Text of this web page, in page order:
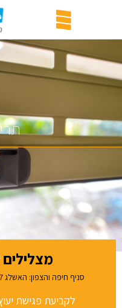
סניף חיפה והצפון: האשלג 17, צ'ק פוסט, חיפה 1700-70-50-71
לקביעת פגישת